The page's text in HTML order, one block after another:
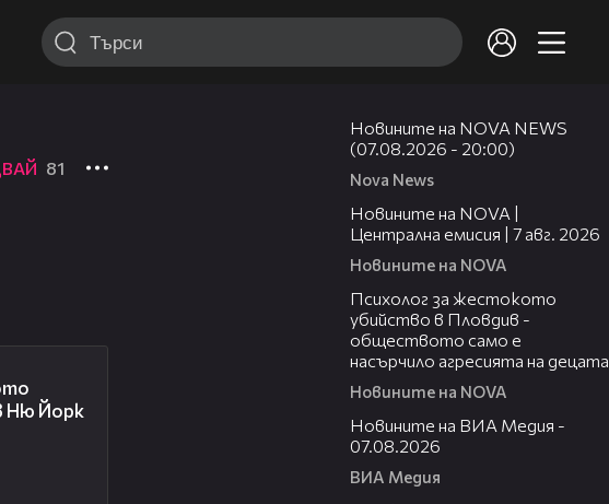
81
Ню Йорк
Новините на NOVA NEWS
(07.08.2026 - 20:00)
Nova News
Новините на NOVA |
Централна емисия | 7 авг. 2026
Новините на NOVA
Психолог за жестокото
убийство в Пловдив -
обществото само е
насърчило агресията на децата
Новините на NOVA
Новините на ВИА Медия -
07.08.2026
ВИА Медия